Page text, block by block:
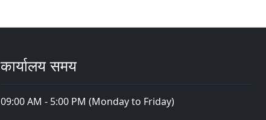
कार्यालय समय
09:00 AM - 5:00 PM (Monday to Friday)